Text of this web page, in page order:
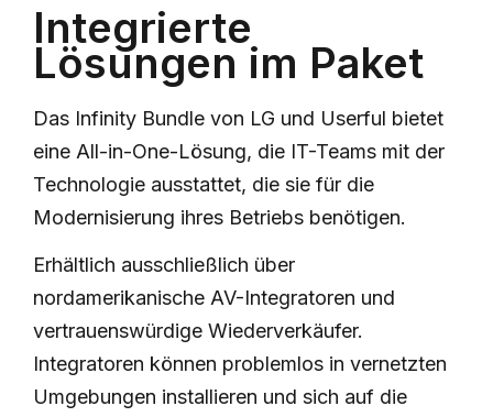
Integrierte
Lösungen im Paket
Das Infinity Bundle von LG und Userful bietet
eine All-in-One-Lösung, die IT-Teams mit der
Technologie ausstattet, die sie für die
Modernisierung ihres Betriebs benötigen.
Erhältlich ausschließlich über
nordamerikanische AV-Integratoren und
vertrauenswürdige Wiederverkäufer.
Integratoren können problemlos in vernetzten
Umgebungen installieren und sich auf die